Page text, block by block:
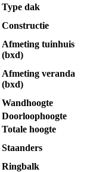
Type dak
Constructie
Afmeting tuinhuis
(bxd)
Afmeting veranda
(bxd)
Wandhoogte
Doorloophoogte
Totale hoogte
Staanders
Ringbalk